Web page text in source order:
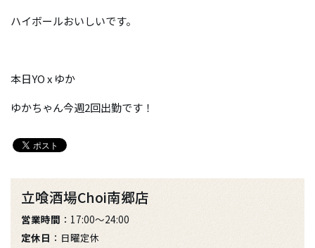
ハイボールおいしいです。
本日YO x ゆか
ゆかちゃん今週2回出勤です！
立喰酒場Choi南郷店
営業時間 ：17:00～24:00
定休日 ：日曜定休